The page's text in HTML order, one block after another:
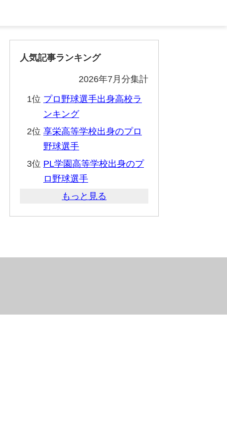
人気記事ランキング
2026年7月分集計
1位 プロ野球選手出身高校ラ
ンキング
2位 享栄高等学校出身のプロ
野球選手
3位 PL学園高等学校出身のプ
ロ野球選手
もっと見る